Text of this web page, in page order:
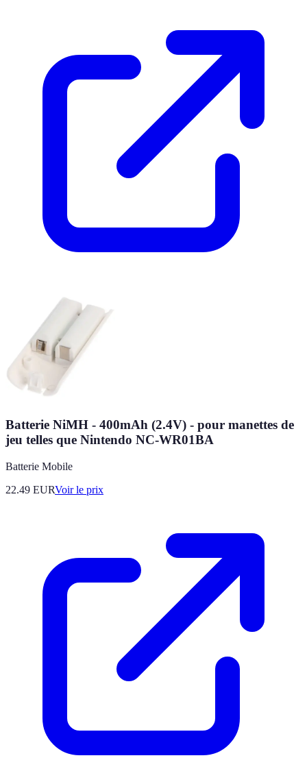
Batterie NiMH - 400mAh (2.4V) - pour manettes de
jeu telles que Nintendo NC-WR01BA
Batterie Mobile
22.49 EURVoir le prix